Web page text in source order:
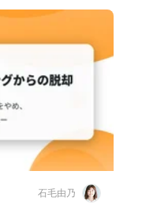
石毛由乃